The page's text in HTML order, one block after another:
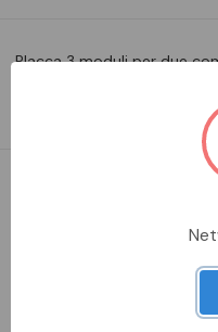
Placca 3 moduli per due
Aggiungi alla